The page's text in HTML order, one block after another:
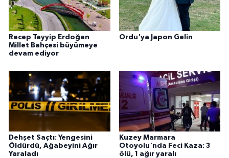
Recep Tayyip Erdoğan
Millet Bahçesi büyümeye
devam ediyor
Ordu'ya Japon Gelin
Dehşet Saçtı: Yengesini
Öldürdü, Ağabeyini Ağır
Yaraladı
Kuzey Marmara
Otoyolu'nda Feci Kaza: 3
ölü, 1 ağır yaralı